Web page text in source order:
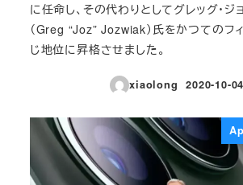
に任命し、その代わりとしてグレッグ・ジ
（Greg “Joz” Jozwiak）氏をかつてのフ
じ地位に昇格させました。
xiaolong
投稿日
2020-10-04